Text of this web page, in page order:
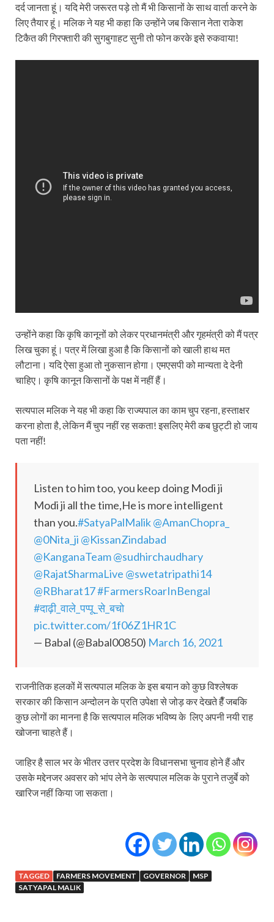
दर्द जानता हूं। यदि मेरी जरूरत पड़े तो मैं भी किसानों के साथ वार्ता करने के
लिए तैयार हूं। मलिक ने यह भी कहा कि उन्होंने जब किसान नेता राकेश
टिकैत की गिरफ्तारी की सुगबुगाहट सुनी तो फोन करके इसे रुकवाया!
उन्होंने कहा कि कृषि कानूनों को लेकर प्रधानमंत्री और गृहमंत्री को मैं पत्र
लिख चुका हूं। पत्र में लिखा हुआ है कि किसानों को खाली हाथ मत
लौटाना। यदि ऐसा हुआ तो नुकसान होगा। एमएसपी को मान्यता दे देनी
चाहिए। कृषि कानून किसानों के पक्ष में नहीं हैं।
सत्यपाल मलिक ने यह भी कहा कि राज्यपाल का काम चुप रहना, हस्ताक्षर
करना होता है, लेकिन मैं चुप नहीं रह सकता! इसलिए मेरी कब छुट्टी हो जाय
पता नहीं!
Listen to him too, you keep doing Modi ji
Modi ji all the time,He is more intelligent
than you.#SatyaPalMalik@AmanChopra_
@0Nita_ji @KissanZindabad
@KanganaTeam@sudhirchaudhary
@RajatSharmaLive @swetatripathi14
@RBharat17#FarmersRoarInBengal
#दाढ़ी_वाले_पप्पू_से_बचो
pic.twitter.com/1f06Z1HR1C
— Babal (@Babal00850) March 16, 2021
राजनीतिक हलकों में सत्यपाल मलिक के इस बयान को कुछ विश्‍लेषक
सरकार की किसान अन्दोलन के प्रति‍ उपेक्षा से जोड़ कर देखते हैँ जबकि‍
कुछ लोगों का मानना है कि सत्यपाल मलिक भविष्य के लिए अपनी नयी राह
खोजना चाहते हैं।
जाहिर है साल भर के भीतर उत्तर प्रदेश के विधानसभा चुनाव होने हैं और
उसके मद्देनजर अवसर को भांप लेने के सत्यपाल मलिक के पुराने तजुर्बे को
खारिज नहीं किया जा सकता।
TAGGED FARMERS MOVEMENT GOVERNOR
MSP
SATYAPAL MALIK